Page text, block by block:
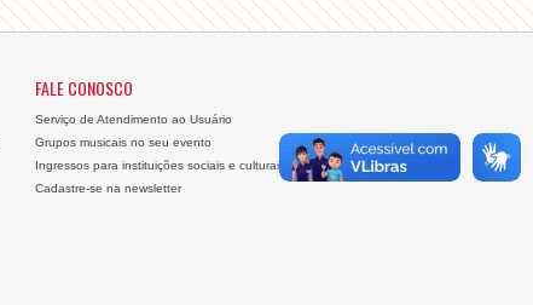
FALE CONOSCO
Serviço de Atendimento ao Usuário
Grupos musicais no seu evento
Ingressos para instituições sociais e culturais
Cadastre-se na newsletter